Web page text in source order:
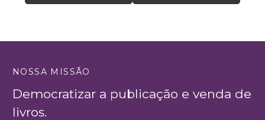
NOSSA MISSÃO
Democratizar a publicação e venda de
livros.